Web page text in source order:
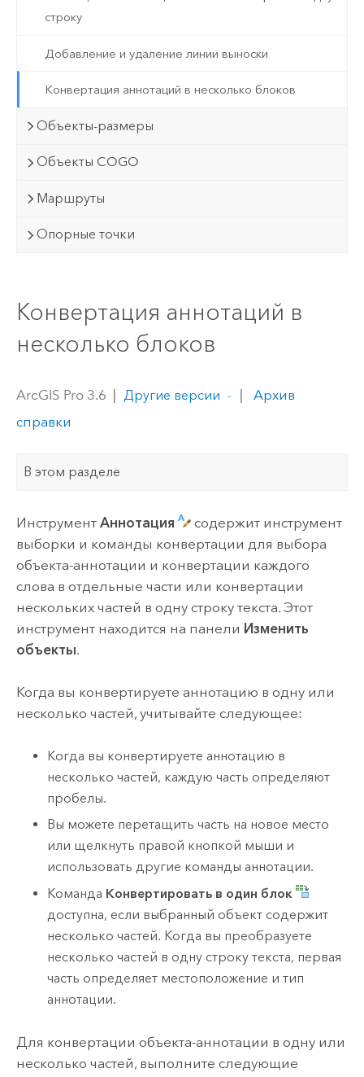
строку
Добавление и удаление линии выноски
Конвертация аннотаций в несколько блоков
Объекты-размеры
Объекты COGO
Маршруты
Опорные точки
Конвертация аннотаций в
несколько блоков
ArcGIS Pro 3.6 Другие версии
Архив
справки
В этом разделе
Инструмент Аннотация
содержит инструмент
выборки и команды конвертации для выбора
объекта-аннотации и конвертации каждого
слова в отдельные части или конвертации
нескольких частей в одну строку текста. Этот
инструмент находится на панели Изменить
объекты.
Когда вы конвертируете аннотацию в одну или
несколько частей, учитывайте следующее:
Когда вы конвертируете аннотацию в
несколько частей, каждую часть определяют
пробелы.
Вы можете перетащить часть на новое место
или щелкнуть правой кнопкой мыши и
использовать другие команды аннотации.
Команда Конвертировать в один блок
доступна, если выбранный объект содержит
несколько частей. Когда вы преобразуете
несколько частей в одну строку текста, первая
часть определяет местоположение и тип
аннотации.
Для конвертации объекта-аннотации в одну или
несколько частей, выполните следующие